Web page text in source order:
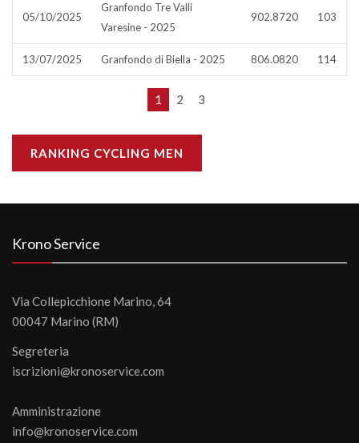
05/10/2025
Granfondo Tre Valli
Varesine - 2025
902.8720 103
13/07/2025 Granfondo di Biella - 2025 806.0820 114
1 2 3
RANKING CYCLING MEN
Krono Service
Via Collepicchione Marino, 64
00047 Marino (RM)
Segreteria
iscrizioni@kronoservice.com
Amministrazione
info@kronoservice.com